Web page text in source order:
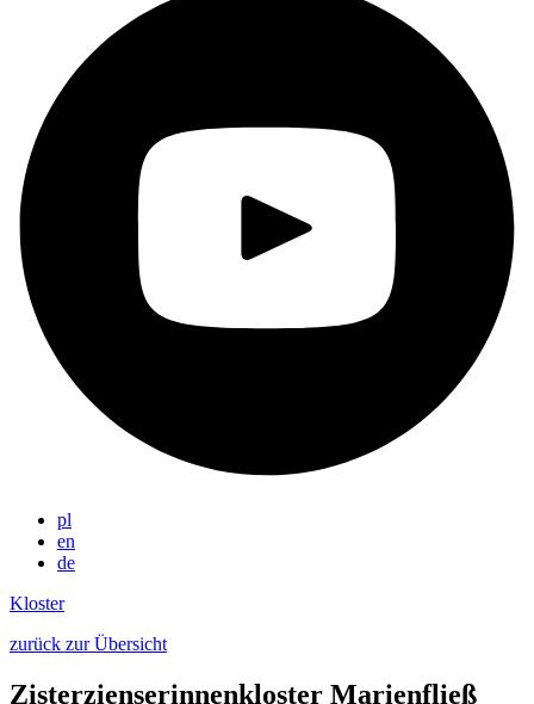
pl
en
de
Kloster
zurück zur Übersicht
Zisterzienserinnenkloster Marienfließ